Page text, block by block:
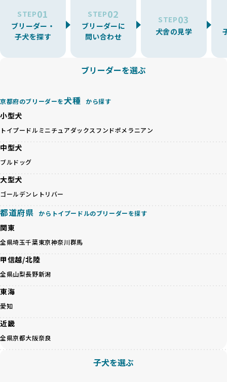
BreederFamiliesでは、アニマルウェルフェアを最優先に考
えた6つの絶対基準と12の総合基準を設定しています。これに
ことを徹底しています。
BreederFamiliesでは、以下の6項目を必須条件とし、これら
基づいた責任あるブリーディングを確保しています。
さらに、健康管理、社会性の育成、遺伝子検査、食事や運動
の質など、ワンちゃんの心身に配慮した飼育環境が整ってい
るかを評価する12項目の総合基準を設けています。これによ
り、より高い基準をクリアしたブリーダーだけを厳選してい
ます。
その結果、合格率10%未満という厳しい基準をクリアした優
良ブリーダーのみが登録されています。
BreederFamiliesでは、法令に準拠するだけでなく、ワンち
ゃんを家族のように愛するという理念を共有するブリーダー
のみを厳選しています。これにより、ユーザーの皆さんに安
心して選べる選択肢を提供しています。
「BreederFamilesのワンちゃんに優しい18の評価基準」は
こちら
BreederFamiliesでは、すべてのブリーダーを書類審査、直
接のヒアリング、現地確認を通じて厳しく評価しています。
ーダー自身の理念や姿勢までも丁寧に確認しています。
さらに、こうした評価結果は透明性を持って公開されている
だけます。
徹底した透明性こそが、BreederFamiliesの大きな特徴で
BreederFamiliesは、ペット業界が抱える命の大量生産・大
たりストレスを抱えたりするリスクが高まります。
「少数の犬種に集中」の詳細はこちら
すが、無計画な交配には健康リスクが伴います。異なる犬種
の特徴を持つことで予測しにくい健康問題が発生する可能性
が高く、診断や治療も複雑化する場合があります。また、ミ
待する理想と現実が大きく異なることも少なくありません。
健康と性格を次世代に引き継ぐために、ミックス犬の繁殖を
避けます。無計画な交配がもたらすリスクを理解し、飼い主
殖を徹底しているのです。
一方、営利優先ブリーダーは流行や需要に応じて安易にミッ
が多く見受けられます。場合によっては、チワワ×ハスキー
等体格の異なるリスクの高い交配を行うこともあります。
ペットショップやペットオークションは、流通過程でワンち
られるなど、心身に大きな負担がかかります。このような環
境は、ストレスや感染リスクを増大させるだけでなく、ワン
があります。
優良ブリーダーは、ワンちゃんの健康と幸せを第一に考え、
ことを大切にしています。また、彼らはお迎え先を自身で確
認し、ワンちゃんが安心して暮らせる環境を整えるために直
一方で、営利優先ブリーダーは、広範囲に販売するためにペ
STEP01
ブリーダー・
子犬を探す
STEP02
ブリーダーに
問い合わせ
STEP03
犬舎の見学
ブリーダーを選ぶ
京都府のブリーダーを犬種 から探す
小型犬
トイプードル ミニチュアダックスフンドポメラニアン
中型犬
ブルドッグ
大型犬
ゴールデンレトリバー
都道府県 からトイプードルのブリーダーを探す
関東
全県埼玉千葉東京神奈川群馬
甲信越/北陸
全県山梨長野新潟
東海
愛知
近畿
全県京都大阪奈良
子犬を選ぶ